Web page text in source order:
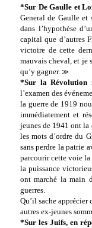
*Sur De Gaulle et
General de Gaulle et
dans l’hypothèse
capital que d’autres
victoire de cette
mauvais cheval, et je
qu’y gagner. ≫
*Sur la Révolution
l’examen des
la guerre de 1919
immédiatement et
jeunes de 1941 ont la
les mots d’ordre du
sans perdre la patrie
parcourir cette voie la
la puissance
ont marché la main
guerres.
Qu’il sache apprécier
autres ex-jeunes
*Sur les Juifs, en